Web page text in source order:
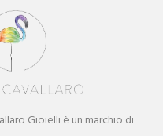
Gioielli è un marchio di